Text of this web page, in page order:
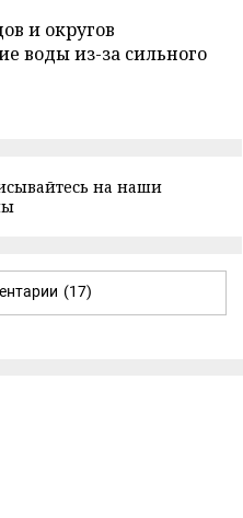
и округов
воды из-за сильного
на наши
(17)